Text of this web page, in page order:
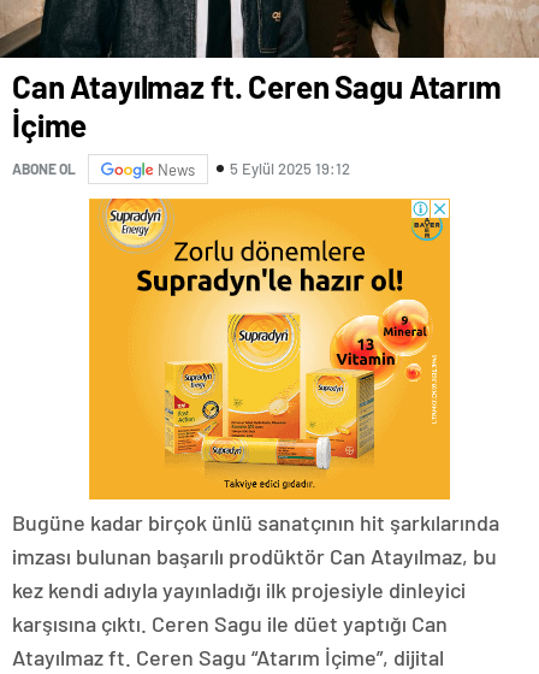
Can Atayılmaz ft. Ceren Sagu Atarım
İçime
ABONE OL News 5 Eylül 2025 19:12
Bugüne kadar birçok ünlü sanatçının hit şarkılarında
imzası bulunan başarılı prodüktör Can Atayılmaz, bu
kez kendi adıyla yayınladığı ilk projesiyle dinleyici
karşısına çıktı. Ceren Sagu ile düet yaptığı Can
Atayılmaz ft. Ceren Sagu “Atarım İçime”, dijital